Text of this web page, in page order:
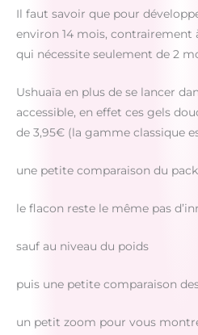
Il faut savoir que pour
environ 14 mois, contrairement
qui nécessite seulement de 2
Ushuaïa en plus de se lancer
accessible, en effet ces gels
de 3,95€ (la gamme classique
une petite comparaison du
le flacon reste le même pas
sauf au niveau du poids
puis une petite comparaison
un petit zoom pour vous